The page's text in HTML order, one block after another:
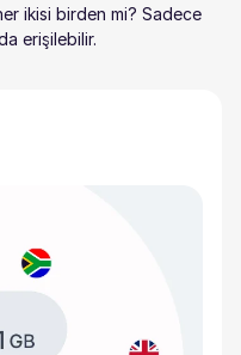
ikisi birden mi? Sadece
erişilebilir.